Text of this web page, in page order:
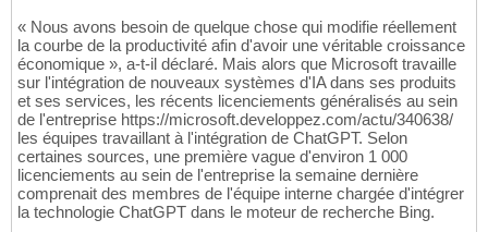
« Nous avons besoin de quelque chose qui modifie réellement
la courbe de la productivité afin d'avoir une véritable croissance
économique », a-t-il déclaré. Mais alors que Microsoft travaille
sur l'intégration de nouveaux systèmes d'IA dans ses produits
et ses services, les récents licenciements généralisés au sein
de l'entreprise https://microsoft.developpez.com/actu/340638/
les équipes travaillant à l'intégration de ChatGPT. Selon
certaines sources, une première vague d'environ 1 000
licenciements au sein de l'entreprise la semaine dernière
comprenait des membres de l'équipe interne chargée d'intégrer
la technologie ChatGPT dans le moteur de recherche Bing.